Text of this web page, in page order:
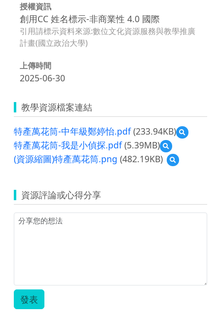
授權資訊
創用CC 姓名標示-非商業性 4.0 國際
引用請標示資料來源:數位文化資源服務與教學推廣
計畫(國立政治大學)
上傳時間
2025-06-30
教學資源檔案連結
特產萬花筒-中年級鄭婷怡.pdf(233.94KB)
預
覽
年
級
特產萬花筒-我是小偵探.pdf(5.39MB)
預
覽
特
我
(資源縮圖)特產萬花筒.png (482.19KB)
預
覽
圖)
特
資源評論或心得分享
發表